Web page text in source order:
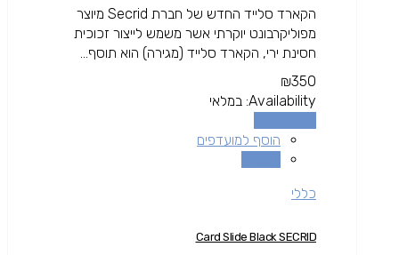
הקארד סלייד החדש של חברת Secrid מיוצר
מפוליקרבונט יוקרתי אשר משמש לייצור זכוכית
חסינת ירי, הקארד סלייד (מגירה) הוא תוסף...
₪350
Availability: במלאי
הוסף למועדפים
כללי
Card Slide Black SECRID